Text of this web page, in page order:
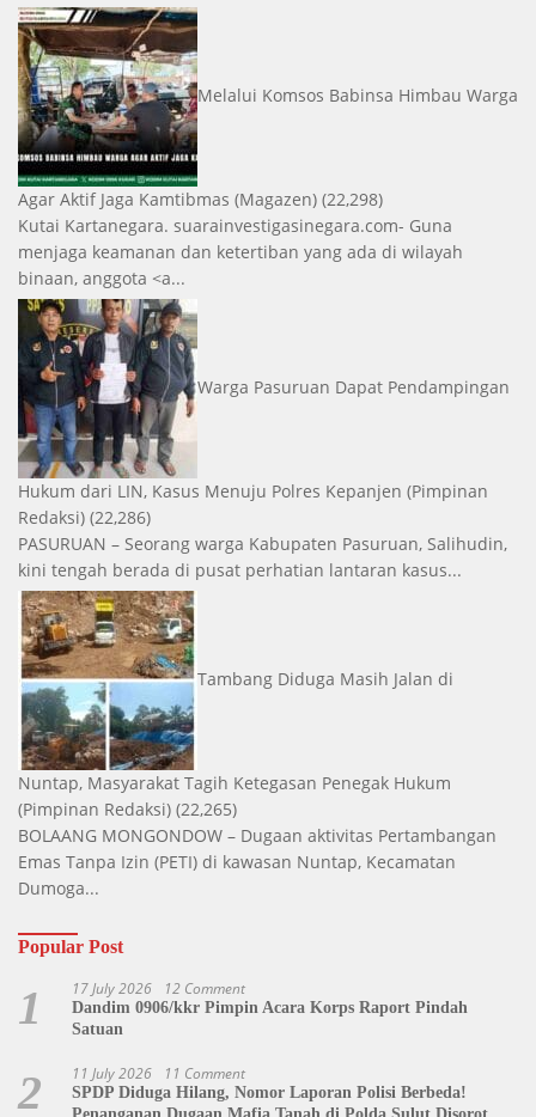
Melalui Komsos Babinsa Himbau Warga
Agar Aktif Jaga Kamtibmas (Magazen) (22,298)
Kutai Kartanegara. suarainvestigasinegara.com- Guna
menjaga keamanan dan ketertiban yang ada di wilayah
binaan, anggota <a...
Warga Pasuruan Dapat Pendampingan
Hukum dari LIN, Kasus Menuju Polres Kepanjen (Pimpinan
Redaksi) (22,286)
PASURUAN – Seorang warga Kabupaten Pasuruan, Salihudin,
kini tengah berada di pusat perhatian lantaran kasus...
Tambang Diduga Masih Jalan di
Nuntap, Masyarakat Tagih Ketegasan Penegak Hukum
(Pimpinan Redaksi) (22,265)
BOLAANG MONGONDOW – Dugaan aktivitas Pertambangan
Emas Tanpa Izin (PETI) di kawasan Nuntap, Kecamatan
Dumoga...
Popular Post
1 17 July 2026 12 Comment
Dandim 0906/kkr Pimpin Acara Korps Raport Pindah
Satuan
2 11 July 2026 11 Comment
SPDP Diduga Hilang, Nomor Laporan Polisi Berbeda!